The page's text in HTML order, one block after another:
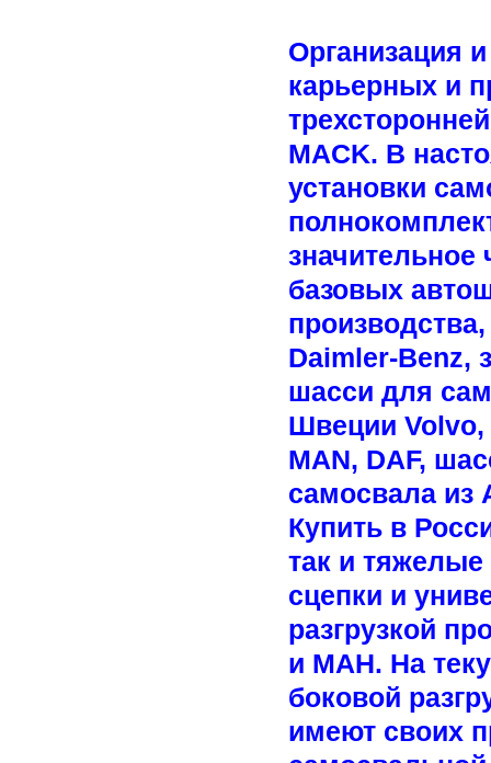
Организация
карьерных и
MACK. В
установки
базовых
Daimler-Benz,
шасси для
Швеции
MAN, DAF,
самосвала из
Купить в
так и
сцепки и
разгрузкой
и МАН. На
боковой
имеют своих